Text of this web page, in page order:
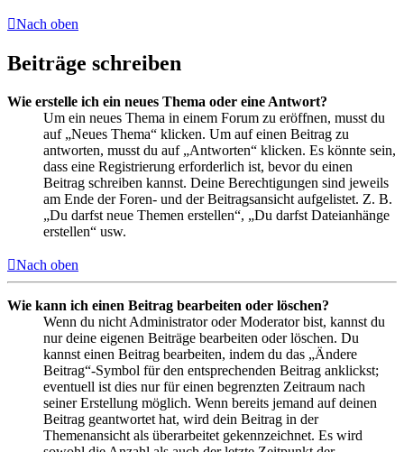
Nach oben
Beiträge schreiben
Wie erstelle ich ein neues Thema oder eine Antwort?
Um ein neues Thema in einem Forum zu eröffnen, musst du
auf „Neues Thema“ klicken. Um auf einen Beitrag zu
antworten, musst du auf „Antworten“ klicken. Es könnte sein,
dass eine Registrierung erforderlich ist, bevor du einen
Beitrag schreiben kannst. Deine Berechtigungen sind jeweils
am Ende der Foren- und der Beitragsansicht aufgelistet. Z. B.
„Du darfst neue Themen erstellen“, „Du darfst Dateianhänge
erstellen“ usw.
Nach oben
Wie kann ich einen Beitrag bearbeiten oder löschen?
Wenn du nicht Administrator oder Moderator bist, kannst du
nur deine eigenen Beiträge bearbeiten oder löschen. Du
kannst einen Beitrag bearbeiten, indem du das „Ändere
Beitrag“-Symbol für den entsprechenden Beitrag anklickst;
eventuell ist dies nur für einen begrenzten Zeitraum nach
seiner Erstellung möglich. Wenn bereits jemand auf deinen
Beitrag geantwortet hat, wird dein Beitrag in der
Themenansicht als überarbeitet gekennzeichnet. Es wird